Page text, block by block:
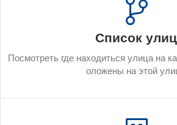
Список улиц
Пос­мотреть где на­ходить­ся ули­ца на
о­ложе­ны на этой